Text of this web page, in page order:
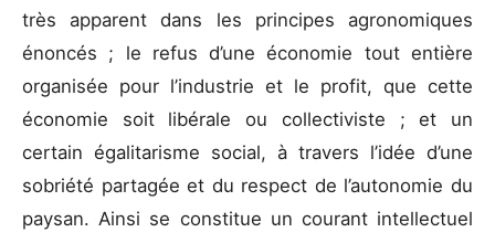
très apparent dans les principes agronomiques
énoncés ; le refus d’une économie tout entière
organisée pour l’industrie et le profit, que cette
économie soit libérale ou collectiviste ; et un
certain égalitarisme social, à travers l’idée d’une
sobriété partagée et du respect de l’autonomie du
paysan. Ainsi se constitue un courant intellectuel